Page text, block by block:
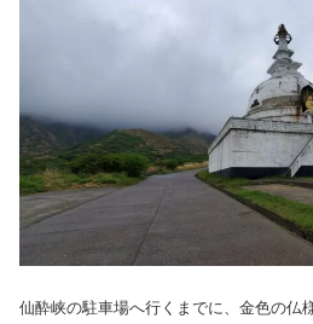
仙酔峡の駐車場へ行くまでに、金色の仏